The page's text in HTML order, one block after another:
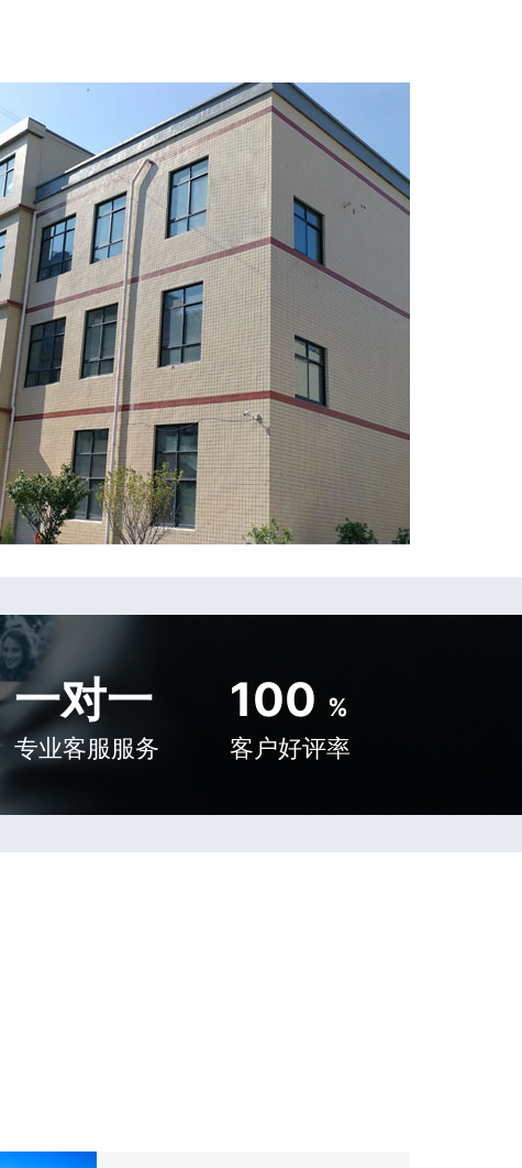
一对一
专业客服服务
100 %
客户好评率